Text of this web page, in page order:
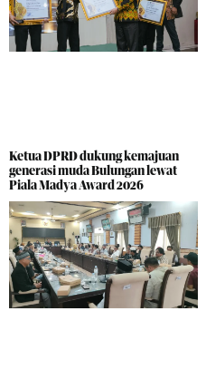
Ketua DPRD dukung kemajuan
generasi muda Bulungan lewat
Piala Madya Award 2026